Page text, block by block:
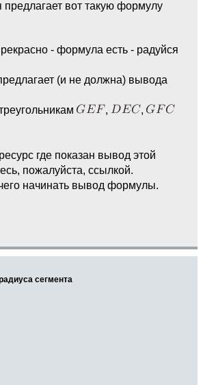
вот такую формулу
- формула есть - радуйся
(и не должна) вывода
,
,
где показан вывод этой
пожалуйста, ссылкой.
начинать вывод формулы.
сегмента